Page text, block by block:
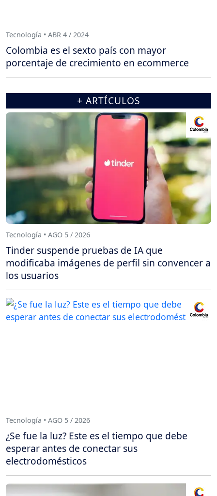
Tecnología • ABR 4 / 2024
Colombia es el sexto país con mayor
porcentaje de crecimiento en ecommerce
+ ARTÍCULOS
Tecnología • AGO 5 / 2026
Tinder suspende pruebas de IA que
modificaba imágenes de perfil sin convencer a
los usuarios
Tecnología • AGO 5 / 2026
¿Se fue la luz? Este es el tiempo que debe
esperar antes de conectar sus
electrodomésticos